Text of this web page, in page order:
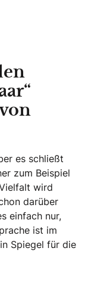
es schließt
zum Beispiel
wird
darüber
einfach nur,
ist im
Spiegel für die